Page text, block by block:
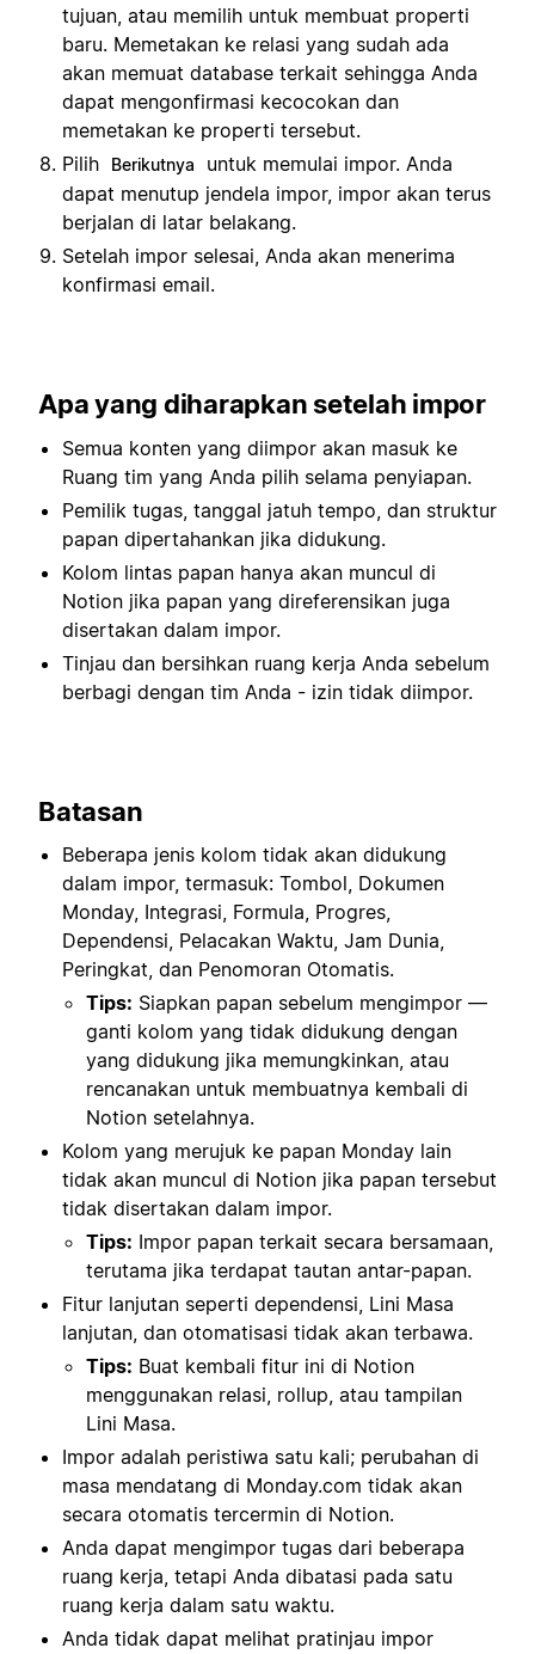
tujuan, atau memilih untuk membuat properti
baru. Memetakan ke relasi yang sudah ada
akan memuat database terkait sehingga Anda
dapat mengonfirmasi kecocokan dan
memetakan ke properti tersebut.
Pilih
Berikutnya
untuk memulai impor. Anda
dapat menutup jendela impor, impor akan terus
berjalan di latar belakang.
Setelah impor selesai, Anda akan menerima
konfirmasi email.
Apa yang diharapkan setelah impor
Semua konten yang diimpor akan masuk ke
Ruang tim yang Anda pilih selama penyiapan.
Pemilik tugas, tanggal jatuh tempo, dan struktur
papan dipertahankan jika didukung.
Kolom lintas papan hanya akan muncul di
Notion jika papan yang direferensikan juga
disertakan dalam impor.
Tinjau dan bersihkan ruang kerja Anda sebelum
berbagi dengan tim Anda - izin tidak diimpor.
Batasan
Beberapa jenis kolom tidak akan didukung
dalam impor, termasuk: Tombol, Dokumen
Monday, Integrasi, Formula, Progres,
Dependensi, Pelacakan Waktu, Jam Dunia,
Peringkat, dan Penomoran Otomatis.
Tips: Siapkan papan sebelum mengimpor —
ganti kolom yang tidak didukung dengan
yang didukung jika memungkinkan, atau
rencanakan untuk membuatnya kembali di
Notion setelahnya.
Kolom yang merujuk ke papan Monday lain
tidak akan muncul di Notion jika papan tersebut
tidak disertakan dalam impor.
Tips: Impor papan terkait secara bersamaan,
terutama jika terdapat tautan antar-papan.
Fitur lanjutan seperti dependensi, Lini Masa
lanjutan, dan otomatisasi tidak akan terbawa.
Tips: Buat kembali fitur ini di Notion
menggunakan relasi, rollup, atau tampilan
Lini Masa.
Impor adalah peristiwa satu kali; perubahan di
masa mendatang di Monday.com tidak akan
secara otomatis tercermin di Notion.
Anda dapat mengimpor tugas dari beberapa
ruang kerja, tetapi Anda dibatasi pada satu
ruang kerja dalam satu waktu.
Anda tidak dapat melihat pratinjau impor